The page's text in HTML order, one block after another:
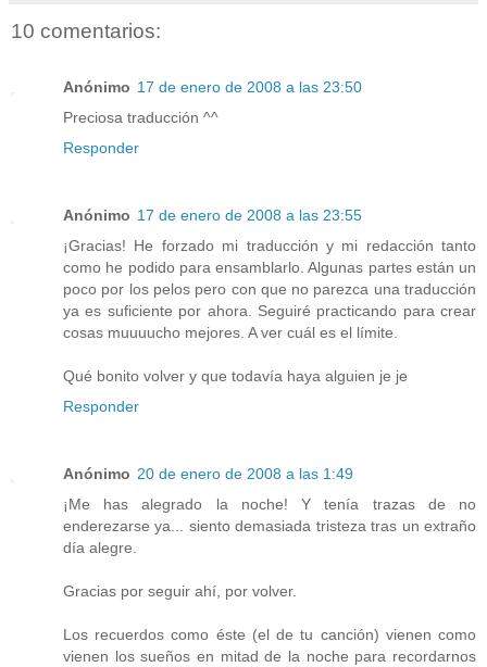
10 comentarios:
Anónimo 17 de enero de 2008 a las 23:50
Preciosa traducción ^^
Responder
Anónimo 17 de enero de 2008 a las 23:55
¡Gracias! He forzado mi traducción y mi redacción tanto
como he podido para ensamblarlo. Algunas partes están un
poco por los pelos pero con que no parezca una traducción
ya es suficiente por ahora. Seguiré practicando para crear
cosas muuuucho mejores. A ver cuál es el límite.
Qué bonito volver y que todavía haya alguien je je
Responder
Anónimo 20 de enero de 2008 a las 1:49
¡Me has alegrado la noche! Y tenía trazas de no
enderezarse ya... siento demasiada tristeza tras un extraño
día alegre.
Gracias por seguir ahí, por volver.
Los recuerdos como éste (el de tu canción) vienen como
vienen los sueños en mitad de la noche para recordarnos